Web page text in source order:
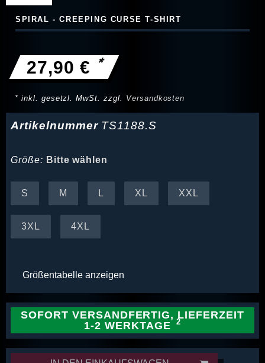
SPIRAL - CREEPING CURSE T-SHIRT
27,90 € *
* inkl. gesetzl. MwSt. zzgl. Versandkosten
Artikelnummer TS1188.S
Größe: Bitte wählen
S M L XL XXL
3XL 4XL
Größentabelle anzeigen
SOFORT VERSANDFERTIG, LIEFERZEIT
1-2 WERKTAGE